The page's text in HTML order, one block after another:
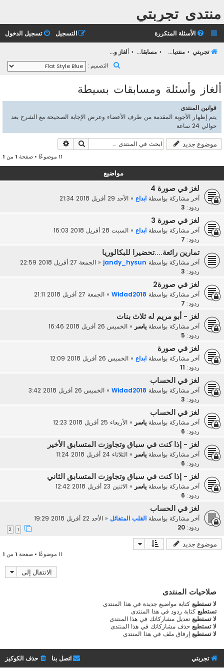
منتدى تجربتي
الأسئلة المتكررة تسجيل الدخول التسجيل
تجربتي منتديات التعليم الثانوي مسابقات تجربتــي ألغاز وأسئلة ومسابقات بسيطة
التصميم :
ث
ألغاز وأسئلة ومسابقات بسيطة
قوانين المنتدى
يتم إظهار الأجوبة المقدمة من طرف الأعضاء وعرض الإجابة الصحيحة مع الشرح بعد
حوالي 24 ساعة
موضوع جديد بحث
11 موضوعًا • صفحة 1 من 1
مواضيع
لغز في صورة 4
آخر مشاركة بواسطة ابداع « الأحد 29 أفريل 2018 21:34
ردود: 3
لغز في صورة 3
آخر مشاركة بواسطة ابداع « السبت 28 أفريل 2018 16:03
ردود: 7
تمارين رائعة....تحضيرا للبكالوريا
آخر مشاركة بواسطة jandy_hysun
« الجمعة 27 أفريل 2018 22:59
ردود: 3
لغز في صورة2
آخر مشاركة بواسطة Widad2018
« الجمعة 27 أفريل 2018 21:11
ردود: 7
لغز - أبو مريم له ثلاث بنات
آخر مشاركة بواسطة ياسر « الخميس 26 أفريل 2018 16:46
ردود: 5
لغز في صورة
آخر مشاركة بواسطة ابداع « الخميس 26 أفريل 2018 12:09
ردود: 11
لغز في الحساب
آخر مشاركة بواسطة Widad2018
« الخميس 26 أفريل 2018 3:42
ردود: 3
لغز في الحساب
آخر مشاركة بواسطة ياسر « الأربعاء 25 أفريل 2018 12:23
ردود: 6
لغز - إذا كنت في سباق وتجاوزت المتسابق الأخير
آخر مشاركة بواسطة ياسر « الثلاثاء 24 أفريل 2018 11:24
ردود: 6
لغز - إذا كنت في سباق وتجاوزت المتسابق الثاني
آخر مشاركة بواسطة ياسر « الاثنين 23 أفريل 2018 12:42
ردود: 6
لغز في الحساب
آخر مشاركة بواسطة القلب المتفائل « الأحد 22 أفريل 2018 19:29
ردود: 20
1
2
موضوع جديد
11 موضوعًا • صفحة 1 من 1
الانتقال إلى
صلاحيات المنتدى
لا تستطيع كتابة مواضيع جديدة في هذا المنتدى
تستطيع كتابة ردود في هذا المنتدى
لا تستطيع تعديل مشاركاتك في هذا المنتدى
لا تستطيع حذف مشاركاتك في هذا المنتدى
لا تستطيع إرفاق ملف في هذا المنتدى
تجربتي حذف الكوكيز اتصل بنا